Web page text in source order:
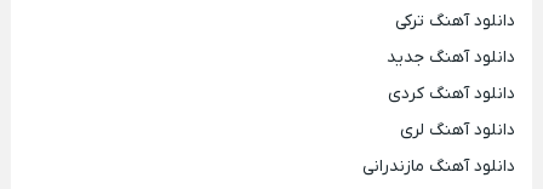
دانلود آهنگ ترکی
دانلود آهنگ جدید
دانلود آهنگ کردی
دانلود آهنگ لری
دانلود آهنگ مازندرانی